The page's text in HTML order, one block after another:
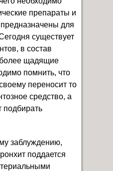
препараты и
для
существует
в состав
щадящие
помнить, что
переносит то
средство, а
подбирать
заблуждению,
поддается